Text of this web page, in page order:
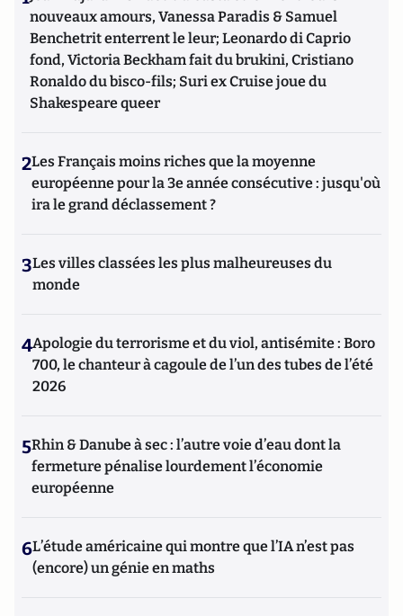
nouveaux amours, Vanessa Paradis & Samuel
Benchetrit enterrent le leur; Leonardo di Caprio
fond, Victoria Beckham fait du brukini, Cristiano
Ronaldo du bisco-fils; Suri ex Cruise joue du
Shakespeare queer
2Les Français moins riches que la moyenne
européenne pour la 3e année consécutive : jusqu'où
ira le grand déclassement ?
3Les villes classées les plus malheureuses du
monde
4Apologie du terrorisme et du viol, antisémite : Boro
700, le chanteur à cagoule de l’un des tubes de l’été
2026
5Rhin & Danube à sec : l’autre voie d’eau dont la
fermeture pénalise lourdement l’économie
européenne
6L’étude américaine qui montre que l’IA n’est pas
(encore) un génie en maths